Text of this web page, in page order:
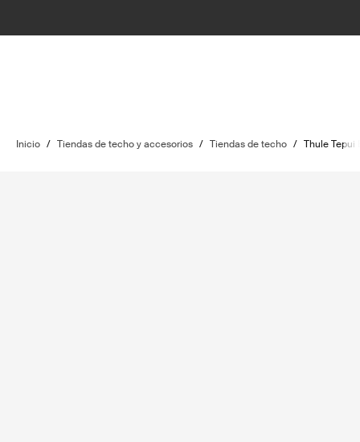
Inicio / Tiendas de techo y accesorios / Tiendas de techo / Thule Tepui